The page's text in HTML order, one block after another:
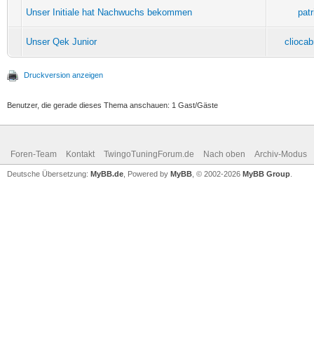
Unser Initiale hat Nachwuchs bekommen
Unser Qek Junior
Druckversion anzeigen
Benutzer, die gerade dieses Thema anschauen: 1 Gast/Gäste
Foren-Team Kontakt TwingoTuningForum.de Nach oben Archiv-Modus
Deutsche Übersetzung: MyBB.de , Powered by MyBB , © 2002-2026 MyBB Group